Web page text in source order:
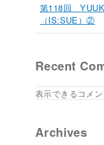
第118回
（IS:SUE）②
Recent
表示できるコメン
Archives